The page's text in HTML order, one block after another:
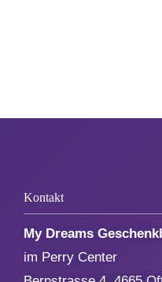
Kontakt
My Dreams
im Perry Center